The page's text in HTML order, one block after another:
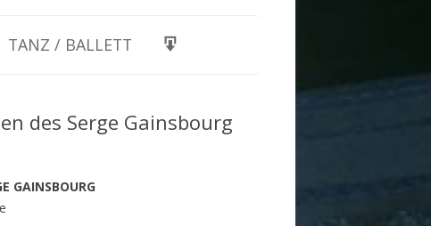
TANZ / BALLETT
des Serge Gainsbourg
GAINSBOURG